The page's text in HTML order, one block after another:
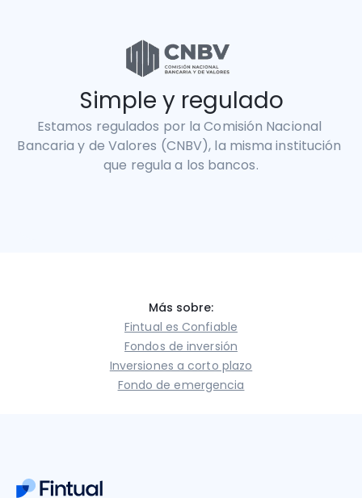
Simple y regulado
Estamos regulados por la Comisión Nacional
Bancaria y de Valores (CNBV), la misma institución
que regula a los bancos.
Más sobre:
Fintual es Confiable
Fondos de inversión
Inversiones a corto plazo
Fondo de emergencia